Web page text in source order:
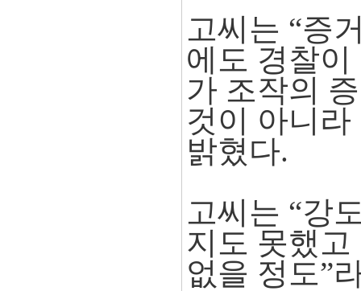
고씨는 “증
에도 경찰
가 조작의
것이 아니
밝혔다.
고씨는 “강
지도 못했
없을 정도”